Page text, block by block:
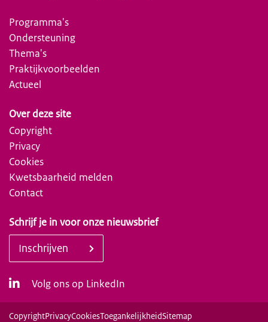
Programma's
Ondersteuning
Thema's
Praktijkvoorbeelden
Actueel
Over deze site
Copyright
Privacy
Cookies
Kwetsbaarheid melden
Contact
Volg ons op LinkedIn
Schrijf je in voor onze nieuwsbrief
Inschrijven
CopyrightPrivacyCookiesToegankelijkheidSitemap